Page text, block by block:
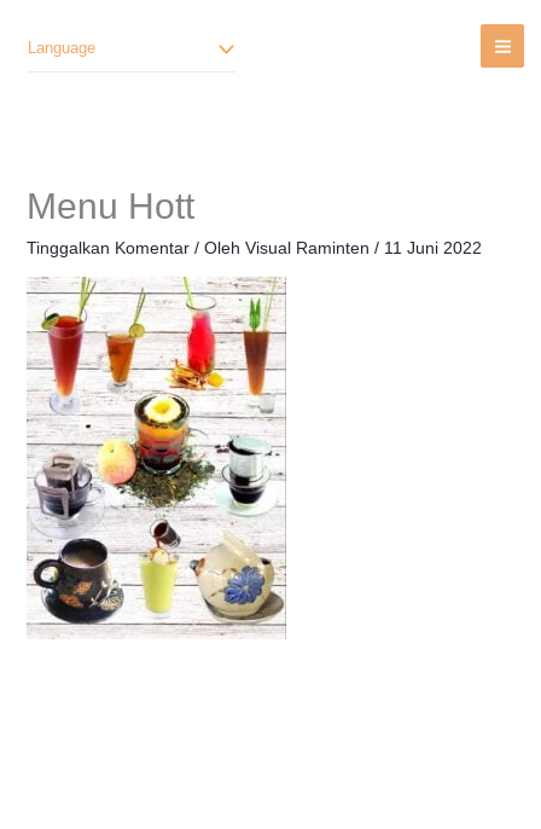
Language
Menu Hott
Tinggalkan Komentar / Oleh Visual Raminten / 11 Juni 2022